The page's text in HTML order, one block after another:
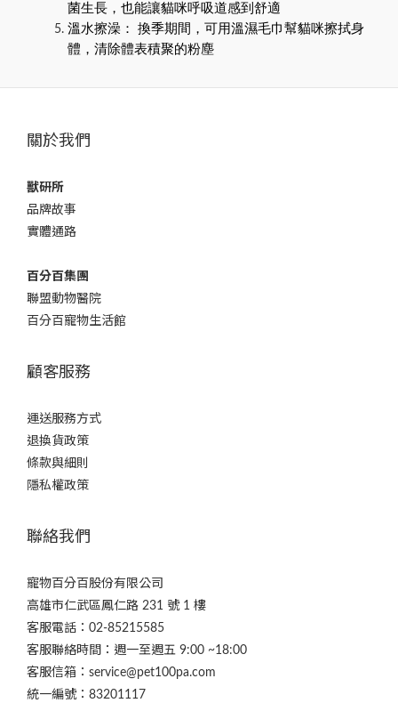
菌生長，也能讓貓咪呼吸道感到舒適
溫水擦澡： 換季期間，可用溫濕毛巾幫貓咪擦拭身
體，清除體表積聚的粉塵
關於我們
獸研所
品牌故事
實體通路
百分百集團
聯盟動物醫院
百分百寵物生活館
顧客服務
運送服務方式
退換貨政策
條款與細則
隱私權政策
聯絡我們
寵物百分百股份有限公司
高雄市仁武區鳳仁路 231 號 1 樓
客服電話：02-85215585
客服聯絡時間：週一至週五 9:00 ~18:00
客服信箱：service@pet100pa.com
統一編號：83201117